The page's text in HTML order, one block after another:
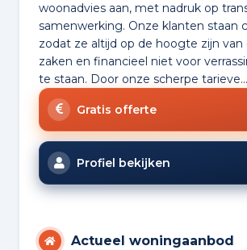
woonadvies aan, met nadruk op
samenwerking. Onze klanten staan
zodat ze altijd op de hoogte zijn van
zaken en financieel niet voor
te staan. Door onze scherpe tarieve...
Gratis offerte
Profiel bekijken
Actueel woningaanbod